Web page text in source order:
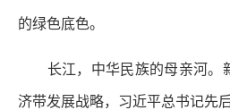
的绿色底色。
长江，中华民族的母亲河。
济带发展战略，习近平总书记先